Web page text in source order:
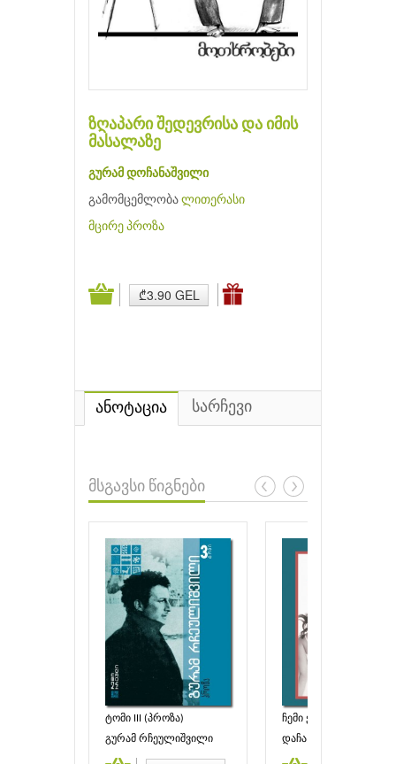
ზღაპარი შედევრისა და იმის
მასალაზე
გურამ დოჩანაშვილი
გამომცემლობა ლითერასი
მცირე პროზა
₾3.90 GEL
ანოტაცია სარჩევი
მსგავსი წიგნები
ტომი III (პროზა)
გურამ რჩეულიშვილი
ჩემი ქმარი
დაჩა მარაინი